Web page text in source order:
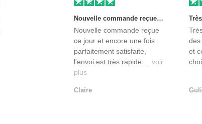
Nouvelle commande reçue ce jour et encore une fois parfaitement satisfaite, l'envoi est très rapide et les produits sont toujours conditionnés de manière personnalisés. L'avantage de commander auprès de créateurs indépendants.
Nouvelle commande reçue
ce jour et encore une fois
parfaitement satisfaite,
l'envoi est très rapide ... voir
plus
Claire
des
et